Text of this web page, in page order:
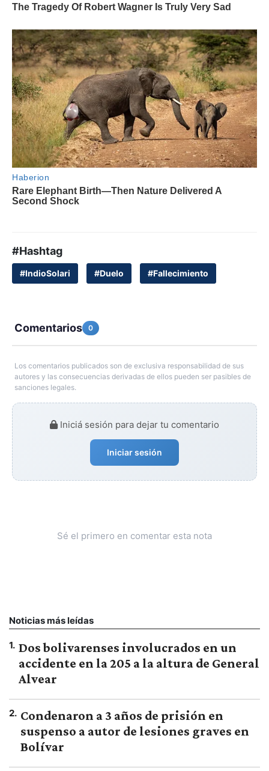
#Hashtag
#IndioSolari #Duelo #Fallecimiento
Comentarios 0
Los comentarios publicados son de exclusiva responsabilidad de sus
autores y las consecuencias derivadas de ellos pueden ser pasibles de
sanciones legales.
Iniciá sesión para dejar tu comentario
Iniciar sesión
Sé el primero en comentar esta nota
Noticias más leídas
1. Dos bolivarenses involucrados en un
accidente en la 205 a la altura de General
Alvear
2. Condenaron a 3 años de prisión en
suspenso a autor de lesiones graves en
Bolívar